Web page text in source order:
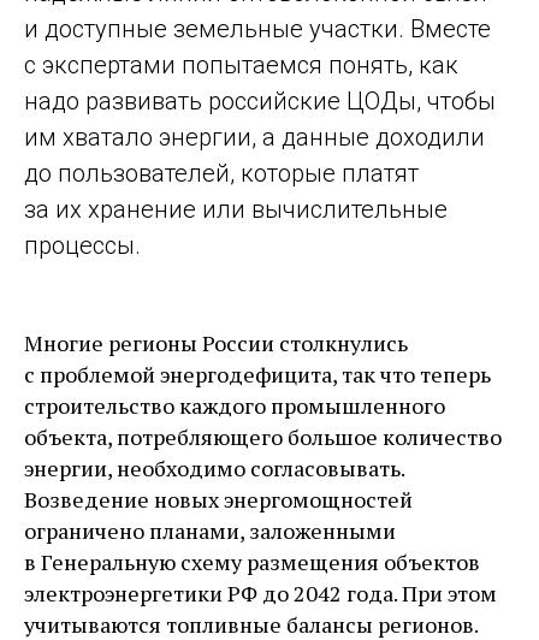
и доступные земельные участки. Вместе
с экспертами попытаемся понять, как
надо развивать российские ЦОДы, чтобы
им хватало энергии, а данные доходили
до пользователей, которые платят
за их хранение или вычислительные
процессы.
Многие регионы России столкнулись
с проблемой энергодефицита, так что теперь
строительство каждого промышленного
объекта, потребляющего большое количество
энергии, необходимо согласовывать.
Возведение новых энергомощностей
ограничено планами, заложенными
в Генеральную схему размещения объектов
электроэнергетики РФ до 2042 года. При этом
учитываются топливные балансы регионов.